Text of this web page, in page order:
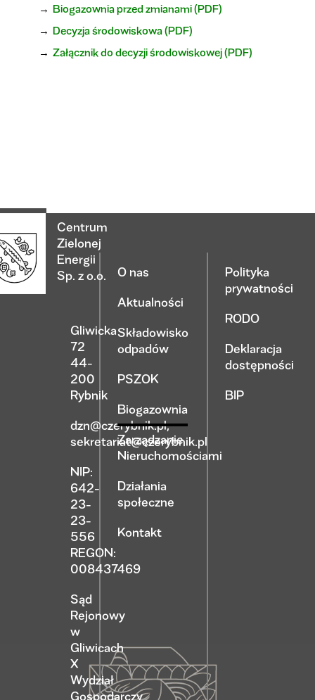
Biogazownia przed zmianami (PDF)
Decyzja środowiskowa (PDF)
Załącznik do decyzji środowiskowej (PDF)
Centrum
Zielonej
Energii
Sp. z o.o.
Gliwicka
72
44-
200
Rybnik
dzn@czerybnik.pl,
sekretariat@czerybnik.pl
NIP:
642-
23-
23-
556
REGON:
008437469
Sąd
Rejonowy
w
Gliwicach
X
Wydział
Gospodarczy
O nas
Aktualności
Składowisko
odpadów
PSZOK
Biogazownia
Zarządzanie
Nieruchomościami
Działania
społeczne
Kontakt
Polityka
prywatności
RODO
Deklaracja
dostępności
BIP